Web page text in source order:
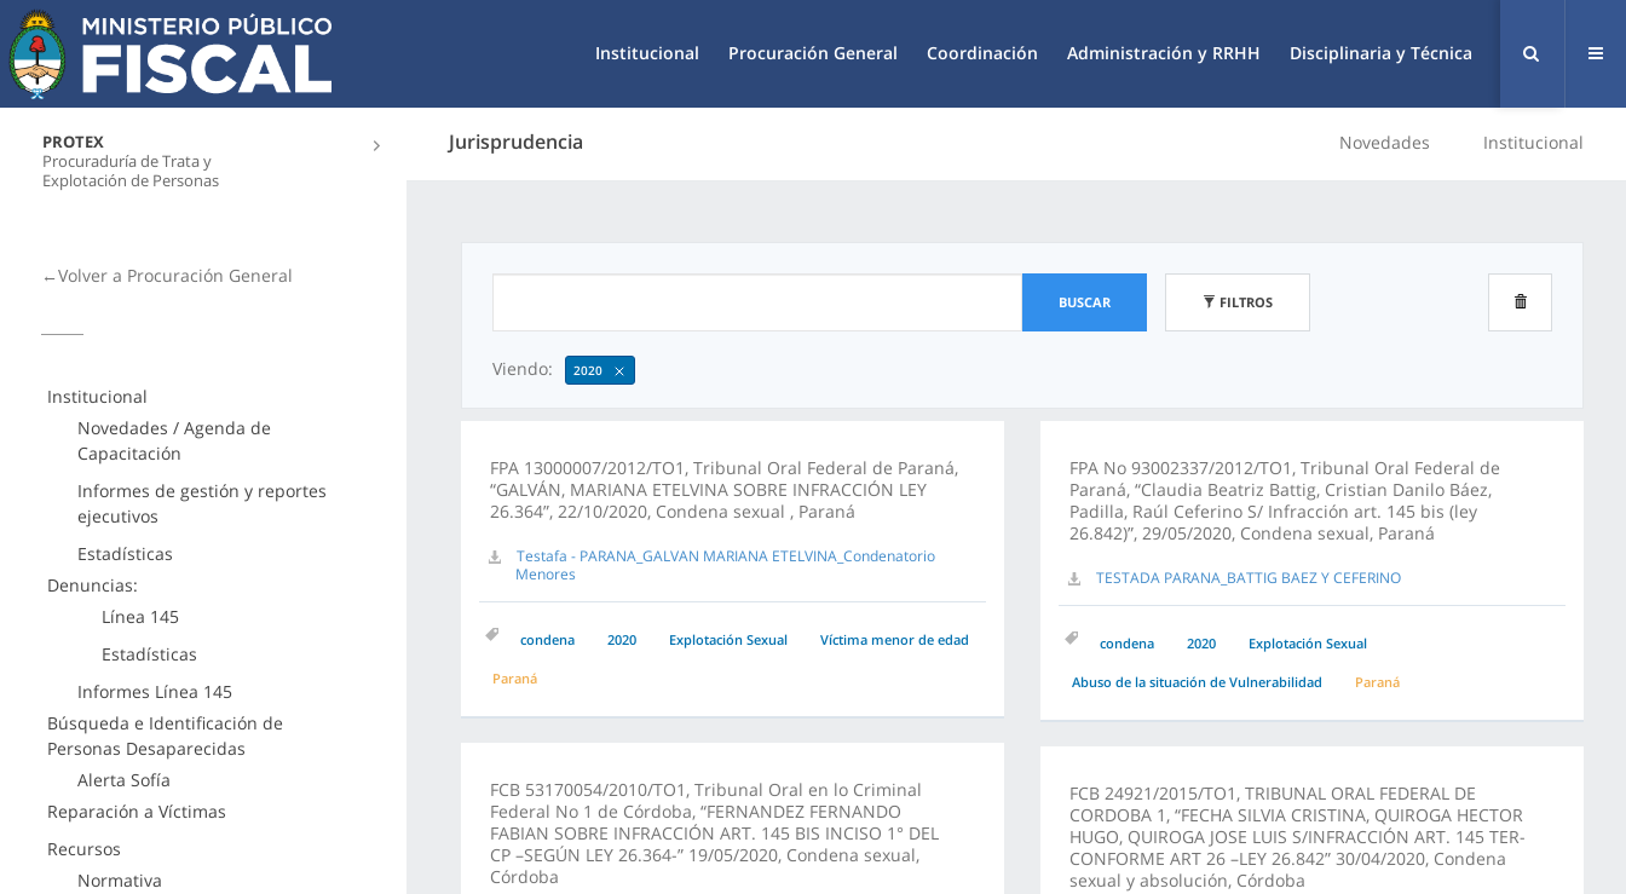
Institucional Procuración General Coordinación Administración y RRHH Disciplinaria y Técnica
PROTEX
Procuraduría de Trata y
Explotación de Personas
Jurisprudencia Novedades Institucional
←Volver a Procuración General
Institucional
Novedades / Agenda de
Capacitación
Informes de gestión y reportes
ejecutivos
Estadísticas
Denuncias:
Línea 145
Estadísticas
Informes Línea 145
Búsqueda e Identificación de
Personas Desaparecidas
Alerta Sofía
Reparación a Víctimas
Recursos
Normativa
BUSCAR FILTROS
Viendo: 2020
FPA 13000007/2012/TO1, Tribunal Oral Federal de Paraná,
“GALVÁN, MARIANA ETELVINA SOBRE INFRACCIÓN LEY
26.364”, 22/10/2020, Condena sexual , Paraná
Testafa - PARANA_GALVAN MARIANA ETELVINA_Condenatorio
Menores
condena 2020 Explotación Sexual Víctima menor de edad
Paraná
FPA No 93002337/2012/TO1, Tribunal Oral Federal de
Paraná, “Claudia Beatriz Battig, Cristian Danilo Báez,
Padilla, Raúl Ceferino S/ Infracción art. 145 bis (ley
26.842)”, 29/05/2020, Condena sexual, Paraná
TESTADA PARANA_BATTIG BAEZ Y CEFERINO
condena 2020 Explotación Sexual
Abuso de la situación de Vulnerabilidad Paraná
FCB 53170054/2010/TO1, Tribunal Oral en lo Criminal
Federal No 1 de Córdoba, “FERNANDEZ FERNANDO
FABIAN SOBRE INFRACCIÓN ART. 145 BIS INCISO 1° DEL
CP –SEGÚN LEY 26.364-” 19/05/2020, Condena sexual,
Córdoba
FCB 24921/2015/TO1, TRIBUNAL ORAL FEDERAL DE
CORDOBA 1, “FECHA SILVIA CRISTINA, QUIROGA HECTOR
HUGO, QUIROGA JOSE LUIS S/INFRACCIÓN ART. 145 TER-
CONFORME ART 26 –LEY 26.842” 30/04/2020, Condena
sexual y absolución, Córdoba